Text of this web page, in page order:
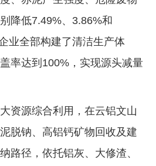
降低7.49%、3.86%和
业全部构建了清洁生产体
率达到100%，实现源头减量
资源综合利用，在云铝文山
脱钠、高铝钙矿物回收及建
路径，依托铝灰、大修渣、